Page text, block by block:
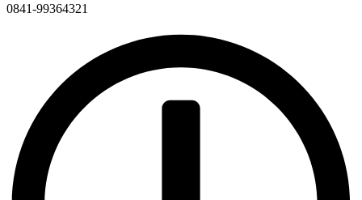
0841-99364321